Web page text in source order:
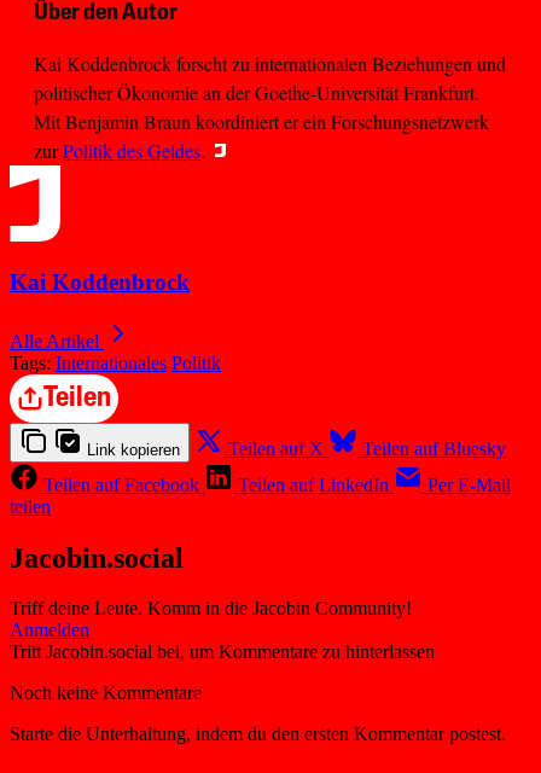
Über den Autor
Kai Koddenbrock forscht zu internationalen Beziehungen und
politischer Ökonomie an der Goethe-Universität Frankfurt.
Mit Benjamin Braun koordiniert er ein Forschungsnetzwerk
zurPolitik des Geldes.
Kai Koddenbrock
Alle Artikel
Tags: Internationales Politik
Teilen
Link kopieren Teilen auf X
Teilen auf Bluesky
Teilen auf Facebook
Teilen auf LinkedIn
Per E-Mail
teilen
Jacobin.social
Triff deine Leute. Komm in die Jacobin Community!